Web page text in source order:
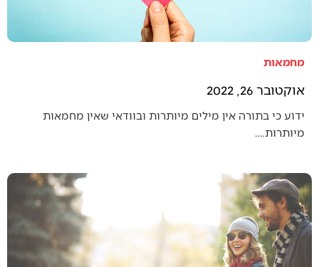
מחמאות
אוקטובר 26, 2022
ידוע כי בתורה אין מילים מיותרות ובוודאי שאין מחמאות
מיותרות.…